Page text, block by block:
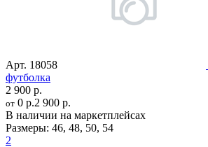
Арт. 18058
футболка
2 900 р.
от 0 р.2 900 р.
В наличии на маркетплейсах
Размеры: 46, 48, 50, 54
2